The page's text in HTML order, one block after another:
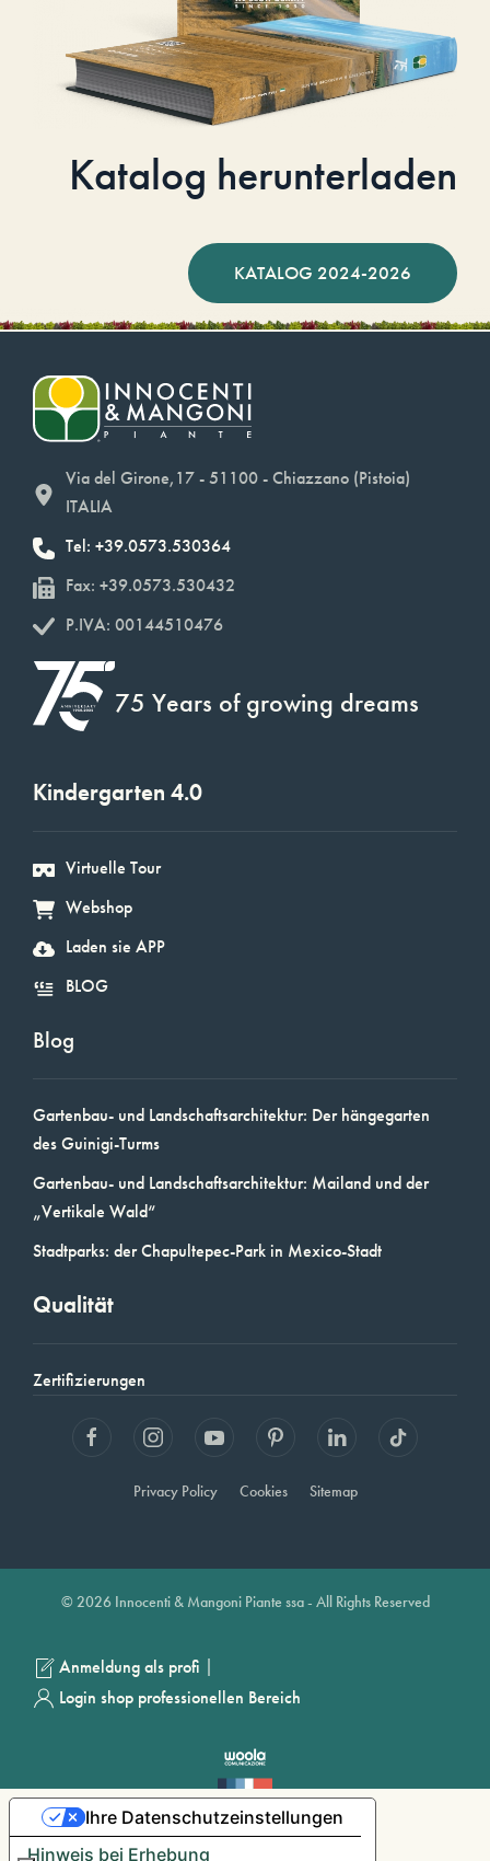
Katalog herunterladen
KATALOG 2024-2026
Via del Girone,17 - 51100 - Chiazzano (Pistoia)
ITALIA
Tel: +39.0573.530364
Fax: +39.0573.530432
P.IVA: 00144510476
75 Years of growing dreams
Kindergarten 4.0
Virtuelle Tour
Webshop
Laden sie APP
BLOG
Blog
Gartenbau- und Landschaftsarchitektur: Der hängegarten
des Guinigi-Turms
Gartenbau- und Landschaftsarchitektur: Mailand und der
„Vertikale Wald“
Stadtparks: der Chapultepec-Park in Mexico-Stadt
Qualität
Zertifizierungen
Privacy Policy Cookies Sitemap
© 2026 Innocenti & Mangoni Piante ssa - All Rights Reserved
Anmeldung als profi |
Login shop professionellen Bereich
Hinweis bei Erhebung
Ihre Datenschutzeinstellungen